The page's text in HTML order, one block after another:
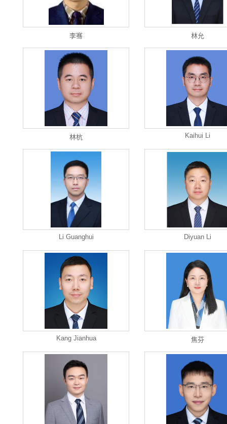
李骞 林允
林杭 Kaihui Li
Li Guanghui Diyuan Li
Kang Jianhua 焦芬